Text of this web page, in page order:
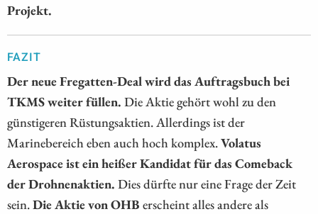
Projekt.
FAZIT
Der neue Fregatten-Deal wird das Auftragsbuch bei
TKMS weiter füllen. Die Aktie gehört wohl zu den
günstigeren Rüstungsaktien. Allerdings ist der
Marinebereich eben auch hoch komplex.Volatus
Aerospace ist ein heißer Kandidat für das Comeback
der Drohnenaktien. Dies dürfte nur eine Frage der Zeit
sein.Die Aktie von OHB erscheint alles andere als